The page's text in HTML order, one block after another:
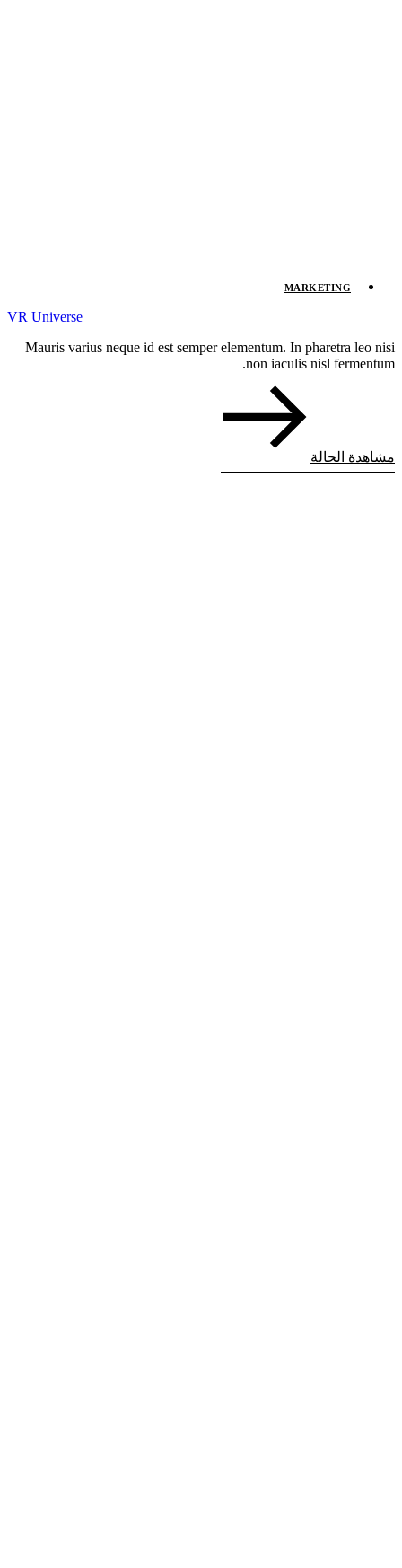
MARKETING
VR Universe
Mauris varius neque id est semper elementum. In pharetra leo nisi
non iaculis nisl fermentum.
مشاهدة الحالة